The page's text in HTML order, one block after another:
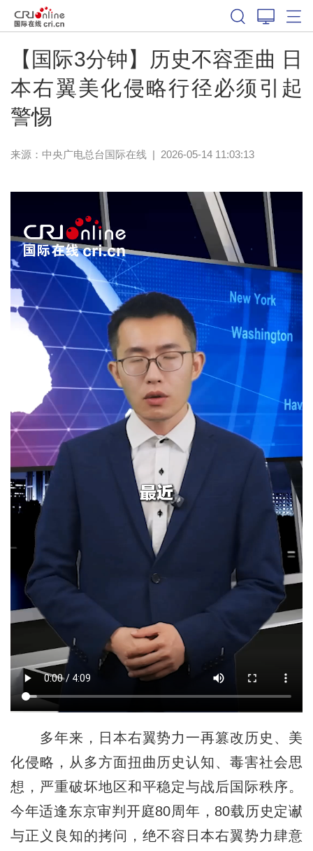
【国际3分钟】历史不容歪曲 日
本右翼美化侵略行径必须引起
警惕
来源：中央广电总台国际在线| 2026-05-14 11:03:13
多年来，日本右翼势力一再篡改历史、美
化侵略，从多方面扭曲历史认知、毒害社会思
想，严重破坏地区和平稳定与战后国际秩序。
今年适逢东京审判开庭80周年，80载历史定谳
与正义良知的拷问，绝不容日本右翼势力肆意